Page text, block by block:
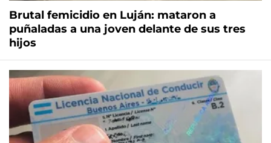
Brutal femicidio en Luján: mataron a
puñaladas a una joven delante de sus tres
hijos